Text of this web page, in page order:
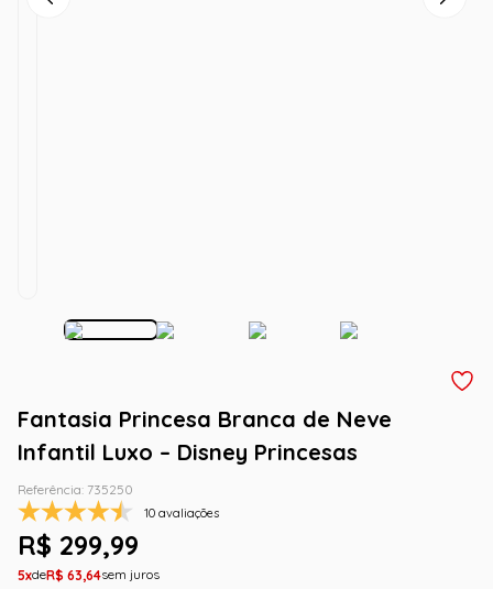
Fantasia Princesa Branca de Neve
Infantil Luxo – Disney Princesas
Referência: 735250
10 avaliações
R$ 299,99
5 R$ 63,64